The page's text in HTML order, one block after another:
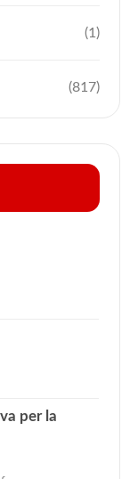
(1)
(817)
per la